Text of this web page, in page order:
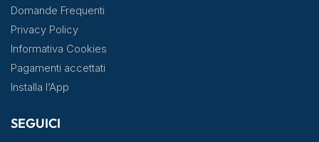
Domande Frequenti
Privacy Policy
Informativa Cookies
Pagamenti accettati
Installa l’App
SEGUICI